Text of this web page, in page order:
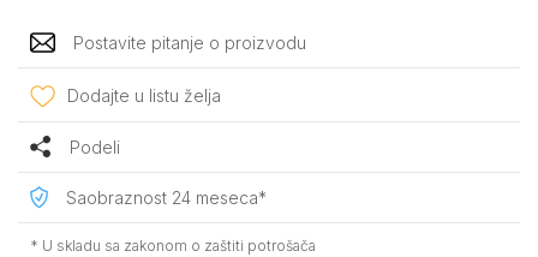
Postavite pitanje o proizvodu
Dodajte u listu želja
Podeli
Saobraznost 24 meseca*
* U skladu sa zakonom o zaštiti potrošača